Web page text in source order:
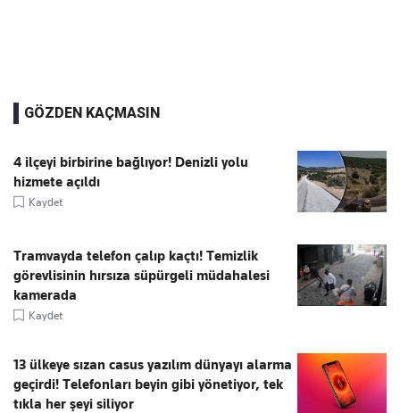
GÖZDEN KAÇMASIN
4 ilçeyi birbirine bağlıyor! Denizli yolu
hizmete açıldı
Kaydet
Tramvayda telefon çalıp kaçtı! Temizlik
görevlisinin hırsıza süpürgeli müdahalesi
kamerada
Kaydet
13 ülkeye sızan casus yazılım dünyayı alarma
geçirdi! Telefonları beyin gibi yönetiyor, tek
tıkla her şeyi siliyor